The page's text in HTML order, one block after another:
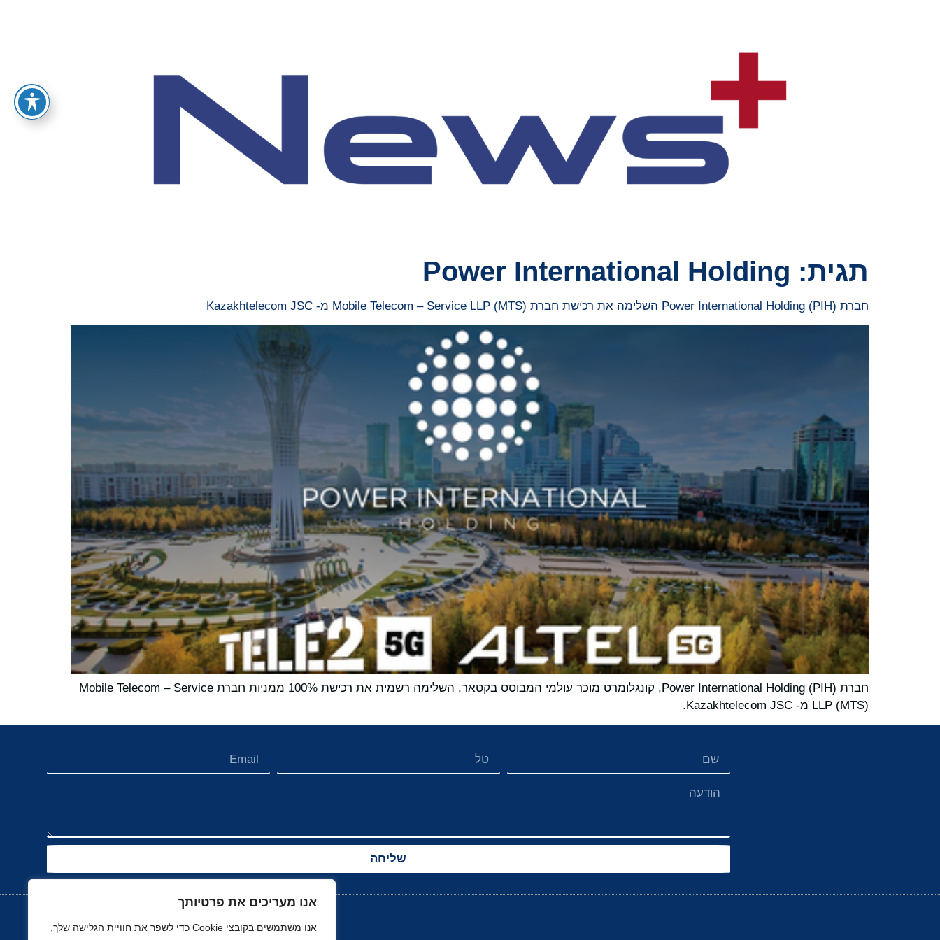
אנו מעריכים את פרטיותך
אנו משתמשים בקובצי Cookie כדי לשפר את חוויית הגלישה שלך,
תגית: Power International Holding
חברת Power International Holding (PIH) השלימה את רכישת חברת Mobile Telecom – Service LLP (MTS) מ- Kazakhtelecom JSC
חברת Power International Holding (PIH), קונגלומרט מוכר עולמי המבוסס בקטאר, השלימה רשמית את רכישת 100% ממניות חברת Mobile Telecom – Service
LLP (MTS) מ- Kazakhtelecom JSC.
שליחה